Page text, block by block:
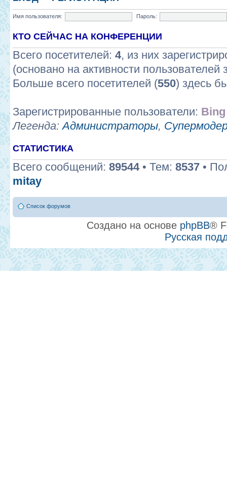
Имя пользователя: Пароль:
КТО СЕЙЧАС НА КОНФЕРЕНЦИИ
Всего посетителей: 4, из них
(основано на активности пользователей
Больше всего посетителей (550) здесь
Зарегистрированные пользователи:
Легенда:Администраторы,
СТАТИСТИКА
Всего сообщений: 89544 • Тем: 8537 •
mitay
Список форумов
Создано на основе phpBB®
Русская